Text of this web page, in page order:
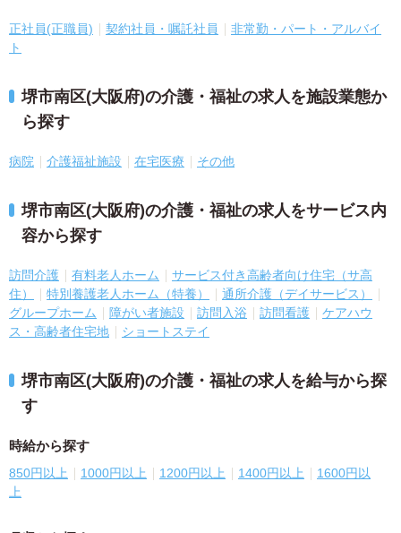
正社員(正職員) 契約社員・嘱託社員
非常勤・パート・アルバイ
ト
堺市南区(大阪府)の介護・福祉の求人を施設業態か
ら探す
病院 介護福祉施設 在宅医療 その他
堺市南区(大阪府)の介護・福祉の求人をサービス内
容から探す
訪問介護 有料老人ホーム
サービス付き高齢者向け住宅（サ高
住）
特別養護老人ホーム（特養）
通所介護（デイサービス）
グループホーム
障がい者施設 訪問入浴 訪問看護
ケアハウ
ス・高齢者住宅地
ショートステイ
堺市南区(大阪府)の介護・福祉の求人を給与から探
す
時給から探す
850円以上 1000円以上 1200円以上 1400円以上
1600円以
上